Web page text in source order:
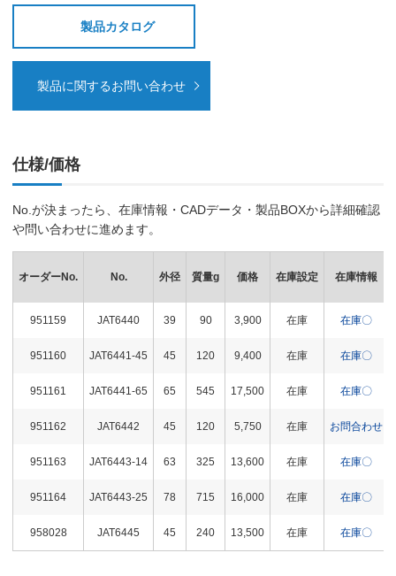
製品カタログ
製品に関するお問い合わせ
仕様/価格
No.が決まったら、在庫情報・CADデータ・製品BOXから詳細確認
や問い合わせに進めます。
オーダーNo. No. 外径 質量g 価格 在庫設定 在庫情報
951159 JAT6440 39 90 3,900 在庫 在庫〇
951160 JAT6441-45 45 120 9,400 在庫 在庫〇
951161 JAT6441-65 65 545 17,500 在庫 在庫〇
951162 JAT6442 45 120 5,750 在庫 お問合わせ
951163 JAT6443-14 63 325 13,600 在庫 在庫〇
951164 JAT6443-25 78 715 16,000 在庫 在庫〇
958028 JAT6445 45 240 13,500 在庫 在庫〇